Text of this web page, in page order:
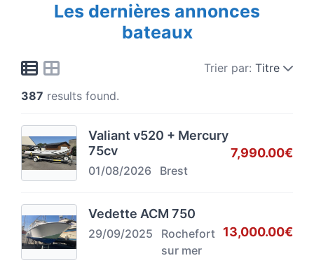
Les dernières annonces
bateaux
Trier par: Titre
387 results found.
Valiant v520 + Mercury
75cv
01/08/2026 Brest
7,990.00€
Vedette ACM 750
29/09/2025
Rochefort
sur mer
13,000.00€